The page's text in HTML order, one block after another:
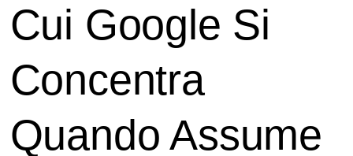
Cui Google Si
Concentra
Quando Assume